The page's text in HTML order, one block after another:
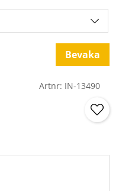
Bevaka
Artnr: IN-13490